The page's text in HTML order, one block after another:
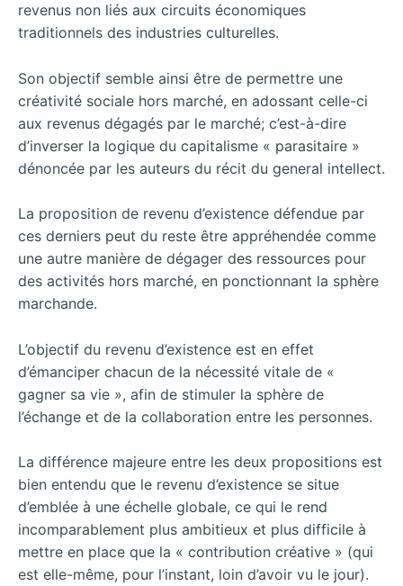
revenus non liés aux circuits économiques
traditionnels des industries culturelles.
Son objectif semble ainsi être de permettre une
créativité sociale hors marché, en adossant celle-ci
aux revenus dégagés par le marché; c’est-à-dire
d’inverser la logique du capitalisme « parasitaire »
dénoncée par les auteurs du récit du general intellect.
La proposition de revenu d’existence défendue par
ces derniers peut du reste être appréhendée comme
une autre manière de dégager des ressources pour
des activités hors marché, en ponctionnant la sphère
marchande.
L’objectif du revenu d’existence est en effet
d’émanciper chacun de la nécessité vitale de «
gagner sa vie », afin de stimuler la sphère de
l’échange et de la collaboration entre les personnes.
La différence majeure entre les deux propositions est
bien entendu que le revenu d’existence se situe
d’emblée à une échelle globale, ce qui le rend
incomparablement plus ambitieux et plus difficile à
mettre en place que la « contribution créative » (qui
est elle-même, pour l’instant, loin d’avoir vu le jour).